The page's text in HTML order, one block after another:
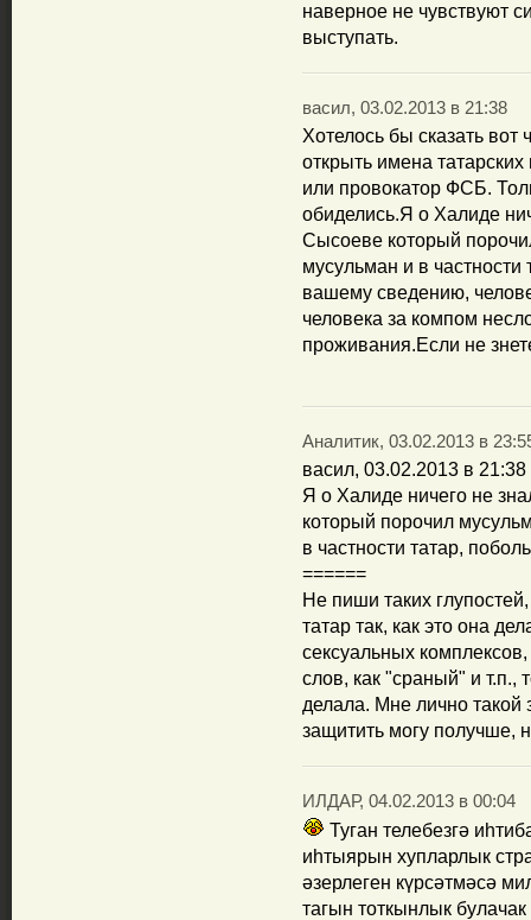
наверное не чувствуют
выступать.
васил, 03.02.2013 в 21:38
Хотелось бы сказать вот
открыть имена
или провокатор ФСБ.
обиделись.Я о Халиде
Сысоеве который
мусульман и в частности
вашему сведению,
человека за компом
проживания.Если не
Аналитик, 03.02.2013 в
васил, 03.02.2013 в 21:38
Я о Халиде ничего не
который порочил
в частности татар,
======
Не пиши таких
татар так, как это она
сексуальных
слов, как "сраный" и т.п.,
делала. Мне лично
защитить могу получше,
ИЛДАР, 04.02.2013 в 00:04
Туган телебезгә
иһтыярын хупларлык
әзерлеген күрсәтмәсә
тагын тоткынлык